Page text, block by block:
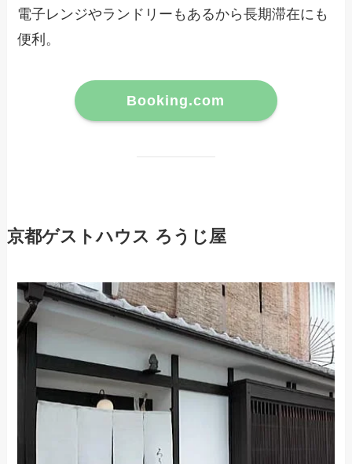
電子レンジやランドリーもあるから長期滞在にも
便利。
Booking.com
京都ゲストハウス ろうじ屋